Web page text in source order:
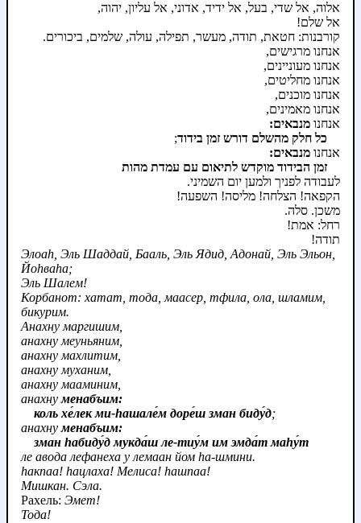
אלוה, אל שדי, בעל, אל ידיד, אדוני, אל עליון, יהוה,
אל שלם!
קורבנות: חטאת, תודה, מעשר, תפילה, עולה, שלמים, ביכורים.
אנחנו מרגישים,
אנחנו מעוניינים,
אנחנו מחליטים,
אנחנו מוכנים,
אנחנו מאמינים,
אנחנו מנבאים:
כל חלק מהשלם דורש זמן בידוד;
אנחנו מנבאים:
זמן הבידוד מוקדש לתיאום עם עמדת מהות
לעבודה לפניך ולמען יום השמיני.
הקפאה! הצלחה! מליסה! השפעה!
משכן. סלה.
רחל: אמת!
תודה!
Элоаh, Эль Шаддай, Бааль, Эль Ядид, Адонай, Эль Эльон,
Йоhваhа;
Эль Шалем!
Корбанот: хатат, тода, маасер, тфила, ола, шламим,
бикурим.
Анахну маргишим,
анахну меуньяним,
анахну махлитим,
анахну муханим,
анахну мааминим,
анахнуменабъим:
коль хе́лек ми‑hашале́м доре́ш зман биду́д;
анахнуменабъим:
зман hабиду́д мукда́ш ле‑тиу́м им эмда́т маhу́т
ле авода лефанеха у лемаан йом hа-шмини.
hакпаа! hацлаха! Мелиса! hашпаа!
Мишкан. Сэла.
Рахель: Эмет!
Тода!